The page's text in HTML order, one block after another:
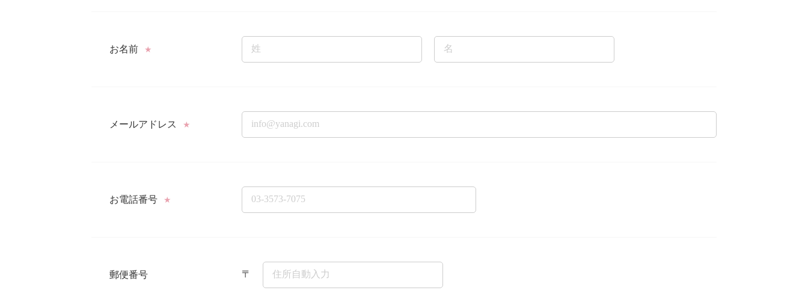
お名前 ★
メールアドレス ★
お電話番号 ★
郵便番号 〒